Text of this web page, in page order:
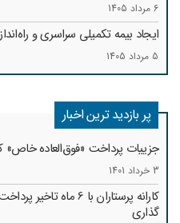
6 مرداد 1405
ایجاد بیمه تکمیلی سراسری و
5 مرداد 1405
پر بازدید ترین اخبار
جزییات پرداخت «فوق‌العاده خاص»
3 خرداد 1401
کارانه‌ پرستاران با 6
گذاری